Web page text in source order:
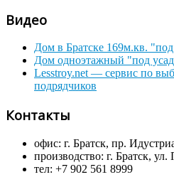
Видео
Дом в Братске 169м.кв.
Дом одноэтажный "под
Lesstroy.net — сервис по
подрядчиков
Контакты
офис: г. Братск, пр.
производство: г. Братск,
тел: +7 902 561 8999